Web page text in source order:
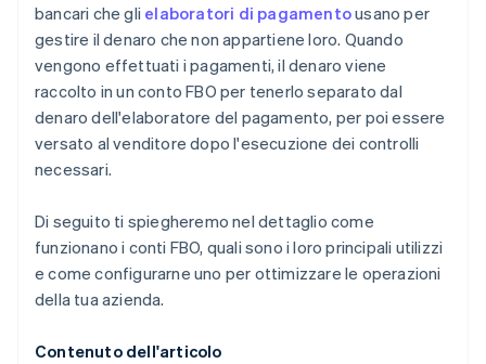
bancari che gli elaboratori di pagamentousano per
gestire il denaro che non appartiene loro. Quando
vengono effettuati i pagamenti, il denaro viene
raccolto in un conto FBO per tenerlo separato dal
denaro dell'elaboratore del pagamento, per poi essere
versato al venditore dopo l'esecuzione dei controlli
necessari.
Di seguito ti spiegheremo nel dettaglio come
funzionano i conti FBO, quali sono i loro principali utilizzi
e come configurarne uno per ottimizzare le operazioni
della tua azienda.
Contenuto dell'articolo